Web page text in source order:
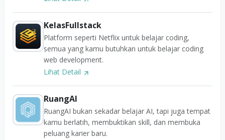
KelasFullstack
Platform seperti Netflix untuk belajar coding,
semua yang kamu butuhkan untuk belajar coding
web development.
Lihat Detail
RuangAI
RuangAI bukan sekadar belajar AI, tapi juga tempat
kamu berlatih, membuktikan skill, dan membuka
peluang karier baru.